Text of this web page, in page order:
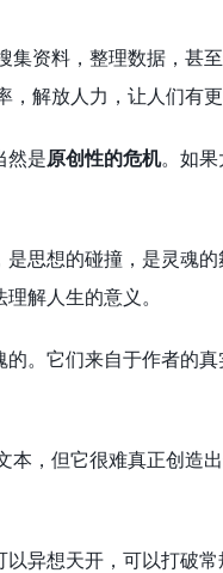
集资料，整理数据，甚
解放人力，让人们有
然是原创性的危机。如
思想的碰撞，是灵魂
解人生的意义。
。它们来自于作者的
，但它很难真正创造
异想天开，可以打破